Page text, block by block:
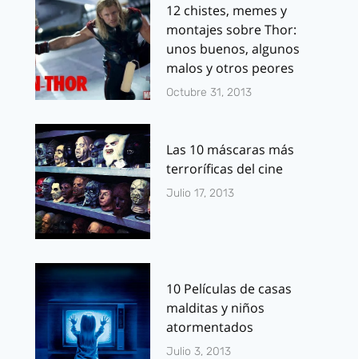
12 chistes, memes y
montajes sobre Thor:
unos buenos, algunos
malos y otros peores
Octubre 31, 2013
Las 10 máscaras más
terroríficas del cine
Julio 17, 2013
10 Películas de casas
malditas y niños
atormentados
Julio 3, 2013